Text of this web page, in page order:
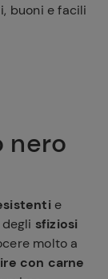
buoni e facili
nero
e
sfiziosi
molto a
con carne